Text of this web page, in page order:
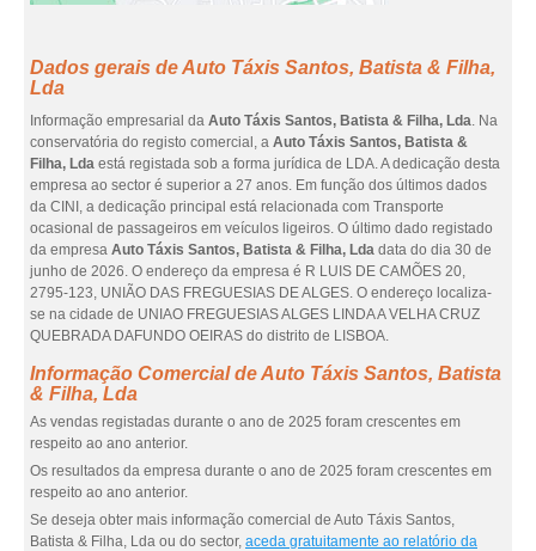
Dados gerais de Auto Táxis Santos, Batista & Filha,
Lda
Informação empresarial da Auto Táxis Santos, Batista & Filha, Lda. Na
conservatória do registo comercial, a Auto Táxis Santos, Batista &
Filha, Lda está registada sob a forma jurídica de LDA. A dedicação desta
empresa ao sector é superior a 27 anos. Em função dos últimos dados
da CINI, a dedicação principal está relacionada com Transporte
ocasional de passageiros em veículos ligeiros. O último dado registado
da empresa Auto Táxis Santos, Batista & Filha, Lda data do dia 30 de
junho de 2026. O endereço da empresa é R LUIS DE CAMÕES 20,
2795-123, UNIÃO DAS FREGUESIAS DE ALGES. O endereço localiza-
se na cidade de UNIAO FREGUESIAS ALGES LINDA A VELHA CRUZ
QUEBRADA DAFUNDO OEIRAS do distrito de LISBOA.
Informação Comercial de Auto Táxis Santos, Batista
& Filha, Lda
As vendas registadas durante o ano de 2025 foram crescentes em
respeito ao ano anterior.
Os resultados da empresa durante o ano de 2025 foram crescentes em
respeito ao ano anterior.
Se deseja obter mais informação comercial de Auto Táxis Santos,
Batista & Filha, Lda ou do sector, aceda gratuitamente ao relatório da